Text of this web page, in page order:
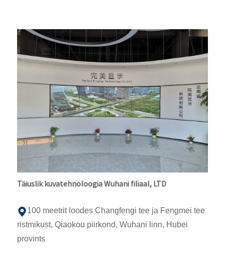
Täiuslik kuvatehnoloogia Wuhani filiaal, LTD
100 meetrit loodes Changfengi tee ja Fengmei tee
ristmikust, Qiaokou piirkond, Wuhani linn, Hubei
provints